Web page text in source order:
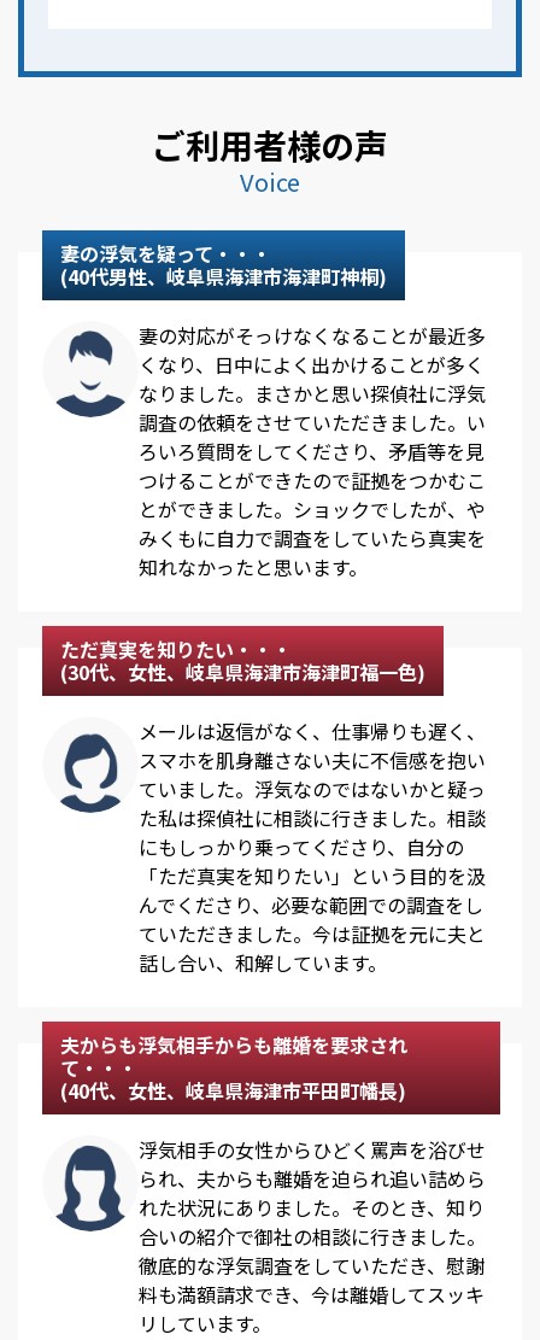
ご利用者様の声
Voice
妻の浮気を疑って・・・
(40代男性、岐阜県海津市海津町神桐)
妻の対応がそっけなくなることが最近多
くなり、日中によく出かけることが多く
なりました。まさかと思い探偵社に浮気
調査の依頼をさせていただきました。い
ろいろ質問をしてくださり、矛盾等を見
つけることができたので証拠をつかむこ
とができました。ショックでしたが、や
みくもに自力で調査をしていたら真実を
知れなかったと思います。
ただ真実を知りたい・・・
(30代、女性、岐阜県海津市海津町福一色)
メールは返信がなく、仕事帰りも遅く、
スマホを肌身離さない夫に不信感を抱い
ていました。浮気なのではないかと疑っ
た私は探偵社に相談に行きました。相談
にもしっかり乗ってくださり、自分の
「ただ真実を知りたい」という目的を汲
んでくださり、必要な範囲での調査をし
ていただきました。今は証拠を元に夫と
話し合い、和解しています。
夫からも浮気相手からも離婚を要求され
て・・・
(40代、女性、岐阜県海津市平田町幡長)
浮気相手の女性からひどく罵声を浴びせ
られ、夫からも離婚を迫られ追い詰めら
れた状況にありました。そのとき、知り
合いの紹介で御社の相談に行きました。
徹底的な浮気調査をしていただき、慰謝
料も満額請求でき、今は離婚してスッキ
リしています。